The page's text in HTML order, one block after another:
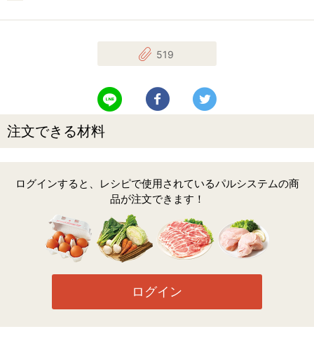
519
LINEで送る Facebookでシェアする
注文できる材料
ログインすると、レシピで使用されているパルシステムの商
品が注文できます！
ログイン